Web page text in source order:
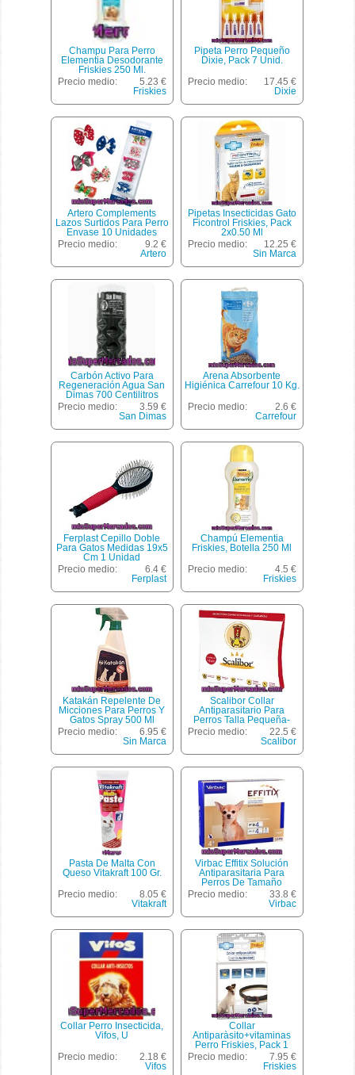
Champu Para Perro
Elementia Desodorante
Friskies 250 Ml.
Precio medio:
5.23 €
Friskies
Pipeta Perro Pequeño
Dixie, Pack 7 Unid.
Precio medio:
17.45 €
Dixie
Artero Complements
Lazos Surtidos Para Perro
Envase 10 Unidades
Precio medio:
9.2 €
Artero
Pipetas Insecticidas Gato
Ficontrol Friskies, Pack
2x0.50 Ml
Precio medio:
12.25 €
Sin Marca
Carbón Activo Para
Regeneración Agua San
Dimas 700 Centilitros
Precio medio:
3.59 €
San Dimas
Arena Absorbente
Higiénica Carrefour 10 Kg.
Precio medio:
2.6 €
Carrefour
Ferplast Cepillo Doble
Para Gatos Medidas 19x5
Cm 1 Unidad
Precio medio:
6.4 €
Ferplast
Champú Elementia
Friskies, Botella 250 Ml
Precio medio:
4.5 €
Friskies
Katakán Repelente De
Micciones Para Perros Y
Gatos Spray 500 Ml
Precio medio:
6.95 €
Sin Marca
Scalibor Collar
Antiparasitario Para
Perros Talla Pequeña-
mediana Medida 48 Cm 1
Unidad
Precio medio:
22.5 €
Scalibor
Pasta De Malta Con
Queso Vitakraft 100 Gr.
Precio medio:
8.05 €
Vitakraft
Virbac Effitix Solución
Antiparasitaria Para
Perros De Tamaño
Pequeños De 1,5 A 4 Kg
Envase 4 Unidades
Precio medio:
33.8 €
Virbac
Collar Perro Insecticida,
Vifos, U
Precio medio:
2.18 €
Vifos
Collar
Antiparàsito+vitaminas
Perro Friskies, Pack 1
Unid.
Precio medio:
7.95 €
Friskies